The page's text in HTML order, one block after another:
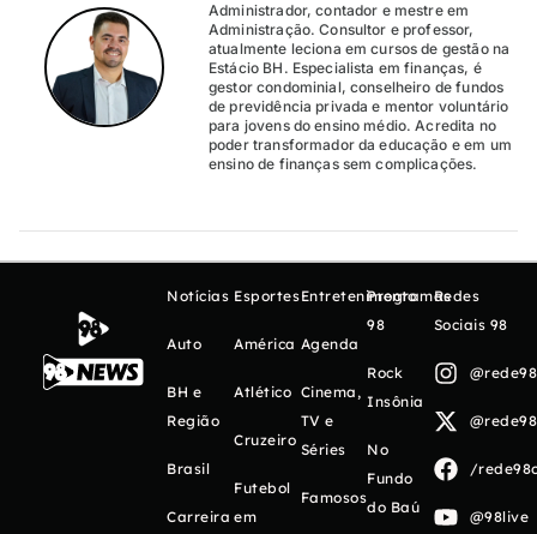
Administrador, contador e mestre em
Administração. Consultor e professor,
atualmente leciona em cursos de gestão na
Estácio BH. Especialista em finanças, é
gestor condominial, conselheiro de fundos
de previdência privada e mentor voluntário
para jovens do ensino médio. Acredita no
poder transformador da educação e em um
ensino de finanças sem complicações.
Notícias
Auto
BH e
Região
Brasil
Carreira
Esportes
América
Atlético
Cruzeiro
Futebol
em
Entretenimento
Agenda
Cinema,
TV e
Séries
Famosos
Programas
98
Rock
Insônia
No
Fundo
do Baú
Redes
Sociais 98
/
@98live